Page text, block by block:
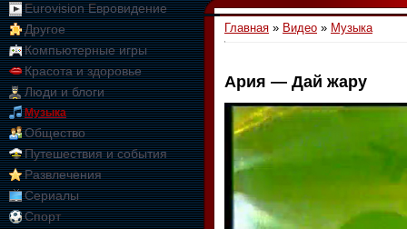
Eurovision Евровидение
Другое
Компьютерные игры
Красота и здоровье
Люди и блоги
Музыка
Общество
Путешествия и события
Развлечения
Сериалы
Спорт
Главная » Видео » Музыка
Ария — Дай жару